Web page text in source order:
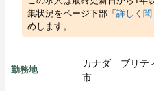
集状況をページ下部「詳しく聞
めします。
勤務地
カナダ ブリテ
市